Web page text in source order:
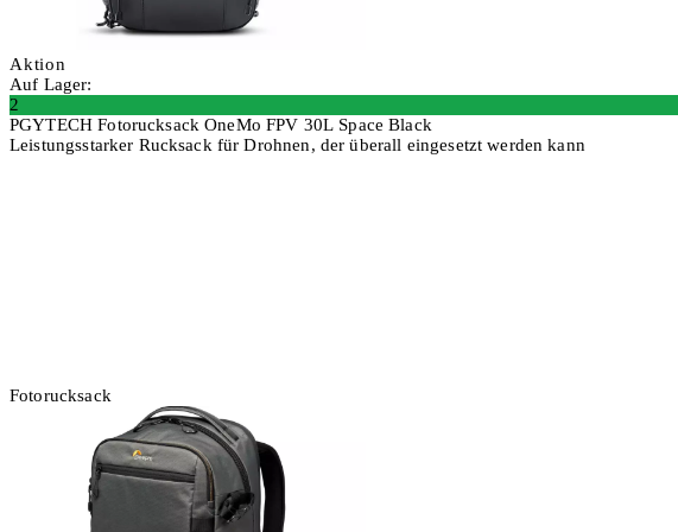
Aktion
Auf Lager:
2
PGYTECH Fotorucksack OneMo FPV 30L Space Black
Leistungsstarker Rucksack für Drohnen, der überall eingesetzt werden kann
Fotorucksack